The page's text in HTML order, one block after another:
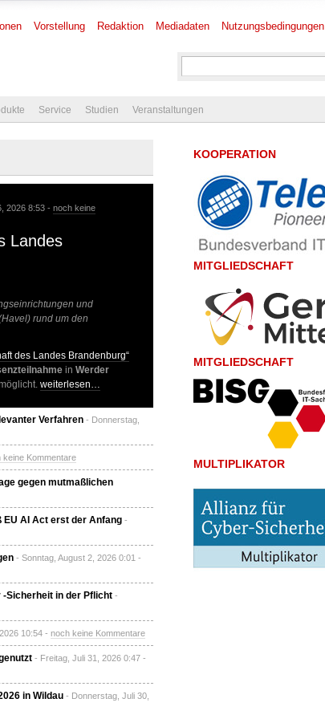
Vorstellung Redaktion Mediadaten Nutzungsbedingungen
Service Studien Veranstaltungen
2026 8:53 - noch keine
Landes
und
rund um den
des Landes Brandenburg“
in Werder
weiterlesen…
Verfahren - Donnerstag,
keine Kommentare
gegen mutmaßlichen
AI Act erst der Anfang -
- Sonntag, August 2, 2026 0:01 -
-Sicherheit in der Pflicht -
10:54 - noch keine Kommentare
- Freitag, Juli 31, 2026 0:47 -
in Wildau - Donnerstag, Juli 30,
KOOPERATION
MITGLIEDSCHAFT
MITGLIEDSCHAFT
MULTIPLIKATOR